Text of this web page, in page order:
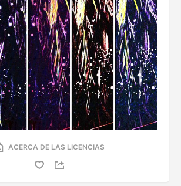
ACERCA DE LAS LICENCIAS